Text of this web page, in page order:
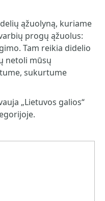
ąžuolyną, kuriame
progų ąžuolus:
Tam reikia didelio
netoli mūsų
sukurtume
„Lietuvos galios“